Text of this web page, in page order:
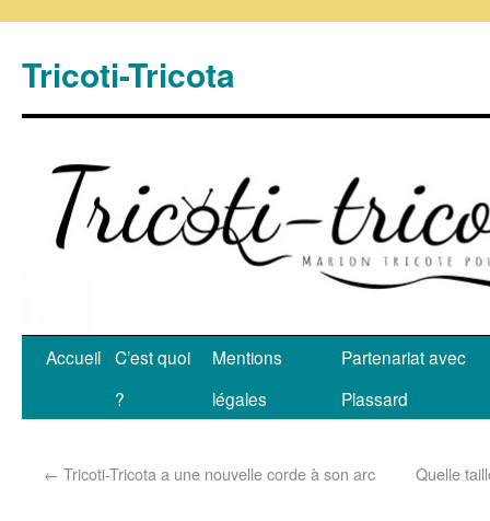
Tricoti-Tricota
Accueil C’est quoi
?
Mentions
légales
Partenariat avec
Plassard
← Tricoti-Tricota a une nouvelle corde à son arc Quelle